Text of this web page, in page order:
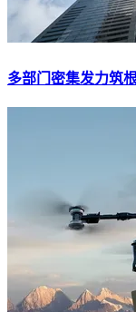
多部门密集发力筑